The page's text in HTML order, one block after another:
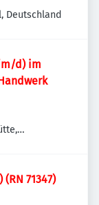
Deutschland
d) im
71347)